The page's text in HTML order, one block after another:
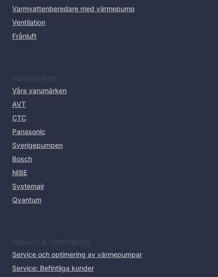
Varmvattenberedare med värmepump
Ventilation
Frånluft
Varumärken
Våra varumärken
AVT
CTC
Panasonic
Sverigepumpen
Bosch
NIBE
Systemair
Qvantum
Service & Optimering
Service och optimering av värmepumpar
Service: Befintliga kunder